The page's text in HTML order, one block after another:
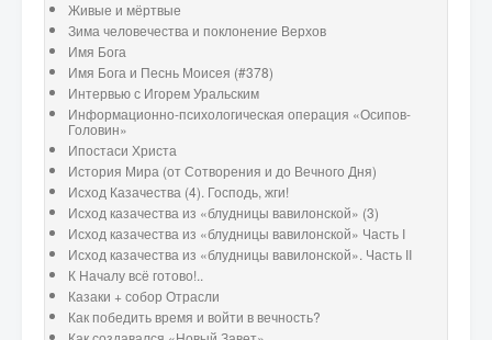
Живые и мёртвые
Зима человечества и поклонение Верхов
Имя Бога
Имя Бога и Песнь Моисея (#378)
Интервью с Игорем Уральским
Информационно-психологическая операция «Осипов-
Головин»
Ипостаси Христа
История Мира (от Сотворения и до Вечного Дня)
Исход Казачества (4). Господь, жги!
Исход казачества из «блудницы вавилонской» (3)
Исход казачества из «блудницы вавилонской» Часть I
Исход казачества из «блудницы вавилонской». Часть II
К Началу всё готово!..
Казаки + собор Отрасли
Как победить время и войти в вечность?